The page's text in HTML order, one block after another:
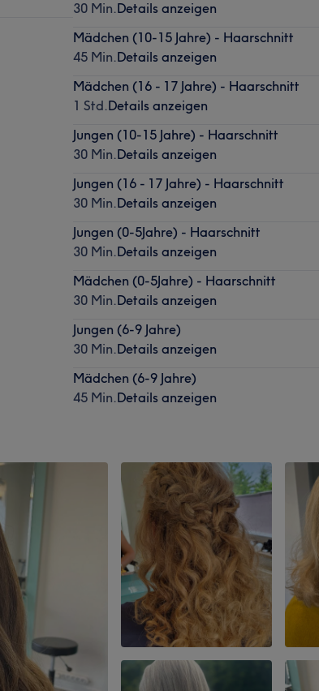
30 Min.Details anzeigen
Mädchen (10-15 Jahre) - Haarschnitt
45 Min.Details anzeigen
Mädchen (16 - 17 Jahre) - Haarschnitt
1 Std.Details anzeigen
Jungen (10-15 Jahre) - Haarschnitt
30 Min.Details anzeigen
Jungen (16 - 17 Jahre) - Haarschnitt
30 Min.Details anzeigen
Jungen (0-5Jahre) - Haarschnitt
30 Min.Details anzeigen
Mädchen (0-5Jahre) - Haarschnitt
30 Min.Details anzeigen
Jungen (6-9 Jahre)
30 Min.Details anzeigen
Mädchen (6-9 Jahre)
45 Min.Details anzeigen